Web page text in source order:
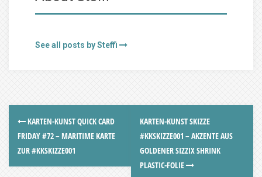
See all posts by Steffi
KARTEN-KUNST QUICK CARD
FRIDAY #72 – MARITIME KARTE
ZUR #KKSKIZZE001
KARTEN-KUNST SKIZZE
#KKSKIZZE001 – AKZENTE AUS
GOLDENER SIZZIX SHRINK
PLASTIC-FOLIE